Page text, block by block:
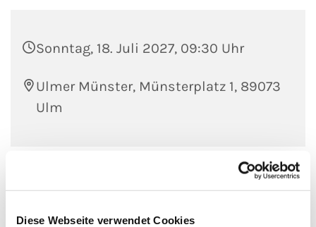
Diese Webseite verwendet Cookies
Sonntag, 18. Juli 2027, 09:30 Uhr
Ulmer Münster, Münsterplatz 1, 89073
Ulm